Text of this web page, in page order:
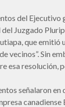
del Ejecutivo
Juzgado
que emitió
vecinos”. Sin
esa resolución,
señalaron
canadiense